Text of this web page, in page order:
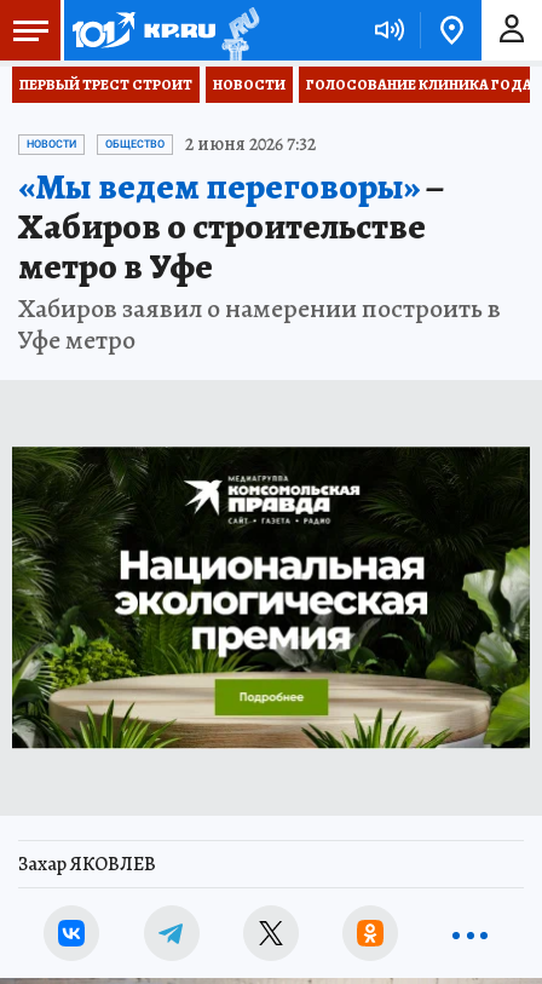
ПЕРВЫЙ ТРЕСТ СТРОИТ НОВОСТИ ГОЛОСОВАНИЕ КЛИНИКА ГОДА
НОВОСТИ ОБЩЕСТВО 2 июня 2026 7:32
«Мы ведем переговоры»–
Хабиров о строительстве
метро в Уфе
Хабиров заявил о намерении построить в
Уфе метро
Захар ЯКОВЛЕВ